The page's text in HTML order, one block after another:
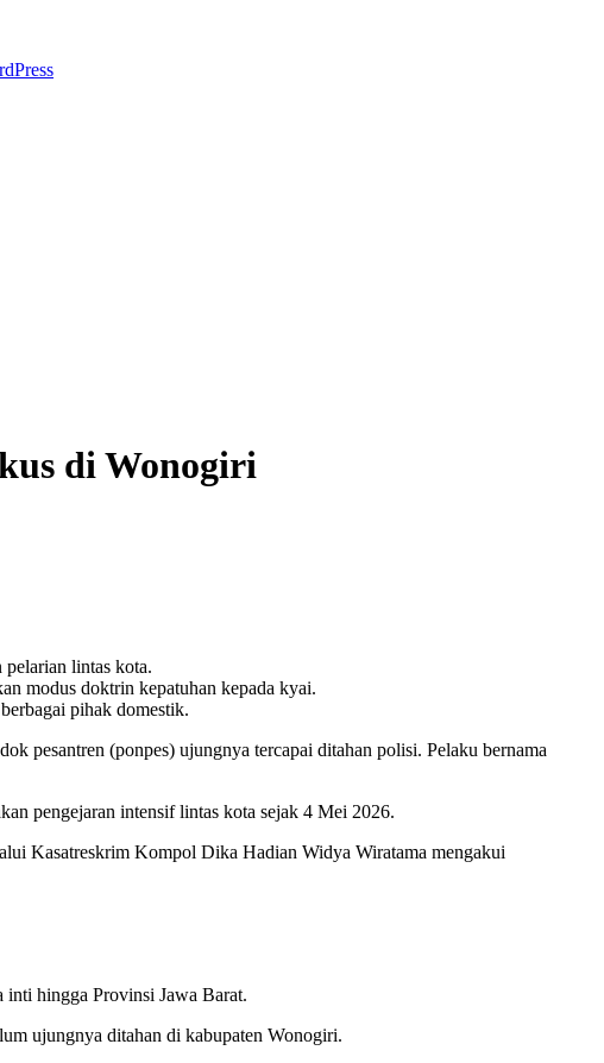
di Wonogiri
lintas kota.
modus doktrin kepatuhan kepada kyai.
pihak domestik.
pesantren (ponpes) ujungnya tercapai ditahan polisi. Pelaku bernama
pengejaran intensif lintas kota sejak 4 Mei 2026.
Kasatreskrim Kompol Dika Hadian Widya Wiratama mengakui
hingga Provinsi Jawa Barat.
ujungnya ditahan di kabupaten Wonogiri.